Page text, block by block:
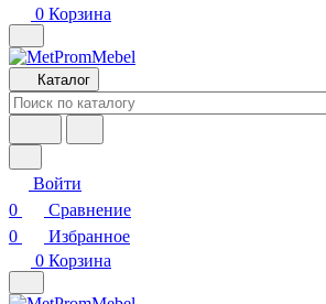
0 Корзина
Каталог
Войти
0
Сравнение
0
Избранное
0 Корзина